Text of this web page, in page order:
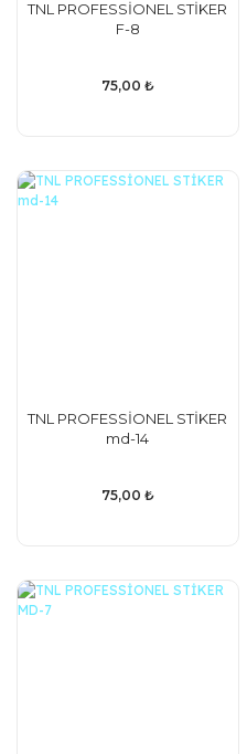
TNL PROFESSİONEL STİKER
F-8
75,00 ₺
TNL PROFESSİONEL STİKER
md-14
75,00 ₺